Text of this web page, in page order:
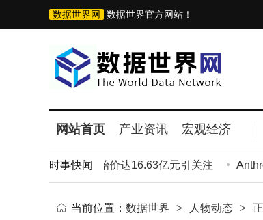
数据世界网 数据世界官方网站！
网站首页 产业资讯 宏观经济
时事快闻
两宗地块 总起始价达16.63亿元引关注
当前位置： 数据世界 > 人物动态 >